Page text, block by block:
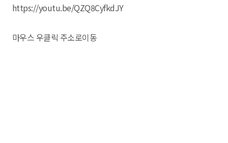
https://youtu.be/QZQ8CyfkdJY
마우스 우클릭 주소로이동